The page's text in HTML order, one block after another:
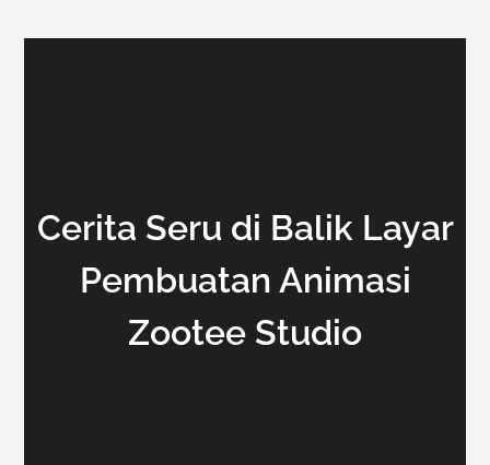
Cerita Seru di Balik Layar
Pembuatan Animasi
Zootee Studio